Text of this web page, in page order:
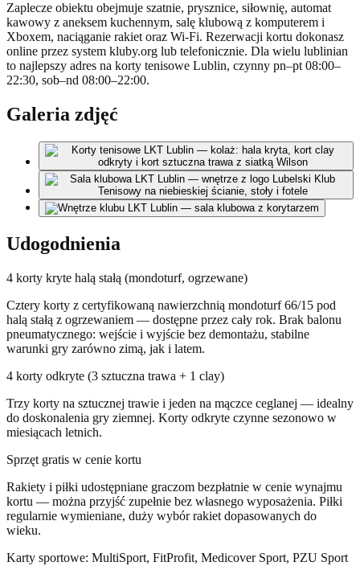
Zaplecze obiektu obejmuje szatnie, prysznice, siłownię, automat
kawowy z aneksem kuchennym, salę klubową z komputerem i
Xboxem, naciąganie rakiet oraz Wi-Fi. Rezerwacji kortu dokonasz
online przez system kluby.org lub telefonicznie. Dla wielu lublinian
to najlepszy adres na korty tenisowe Lublin, czynny pn–pt 08:00–
22:30, sob–nd 08:00–22:00.
Galeria zdjęć
Udogodnienia
4 korty kryte halą stałą (mondoturf, ogrzewane)
Cztery korty z certyfikowaną nawierzchnią mondoturf 66/15 pod
halą stałą z ogrzewaniem — dostępne przez cały rok. Brak balonu
pneumatycznego: wejście i wyjście bez demontażu, stabilne
warunki gry zarówno zimą, jak i latem.
4 korty odkryte (3 sztuczna trawa + 1 clay)
Trzy korty na sztucznej trawie i jeden na mączce ceglanej — idealny
do doskonalenia gry ziemnej. Korty odkryte czynne sezonowo w
miesiącach letnich.
Sprzęt gratis w cenie kortu
Rakiety i piłki udostępniane graczom bezpłatnie w cenie wynajmu
kortu — można przyjść zupełnie bez własnego wyposażenia. Piłki
regularnie wymieniane, duży wybór rakiet dopasowanych do
wieku.
Karty sportowe: MultiSport, FitProfit, Medicover Sport, PZU Sport